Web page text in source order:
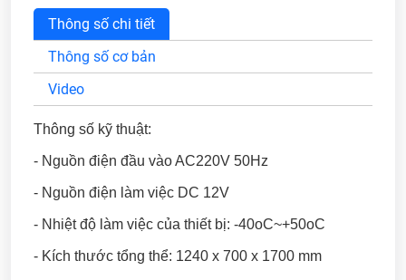
Thông số chi tiết
Thông số cơ bản
Video
Thông số kỹ thuật:
- Nguồn điện đầu vào AC220V 50Hz
- Nguồn điện làm việc DC 12V
- Nhiệt độ làm việc của thiết bị: -40oC~+50oC
- Kích thước tổng thể: 1240 x 700 x 1700 mm